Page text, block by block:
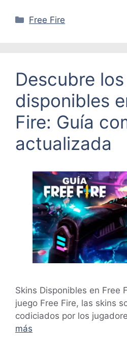
Categorías
Free Fire
Descubre
disponibles
Fire: Guía
actualizada
Skins Disponibles en Free
juego Free Fire, las skins
codiciados por los
más